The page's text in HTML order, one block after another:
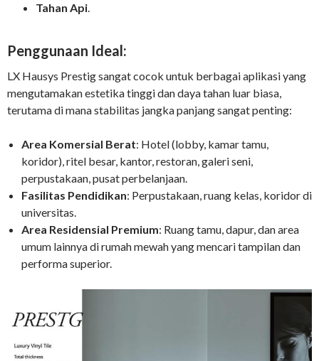
Tahan Api.
Penggunaan Ideal:
LX Hausys Prestig sangat cocok untuk berbagai aplikasi yang
mengutamakan estetika tinggi dan daya tahan luar biasa,
terutama di mana stabilitas jangka panjang sangat penting:
Area Komersial Berat: Hotel (lobby, kamar tamu,
koridor), ritel besar, kantor, restoran, galeri seni,
perpustakaan, pusat perbelanjaan.
Fasilitas Pendidikan: Perpustakaan, ruang kelas, koridor di
universitas.
Area Residensial Premium: Ruang tamu, dapur, dan area
umum lainnya di rumah mewah yang mencari tampilan dan
performa superior.